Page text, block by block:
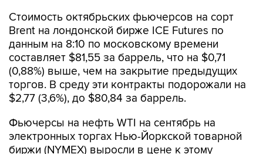
Стоимость октябрьских фьючерсов на сорт
Brent на лондонской бирже ICE Futures по
данным на 8:10 по московскому времени
составляет $81,55 за баррель, что на $0,71
(0,88%) выше, чем на закрытие предыдущих
торгов. В среду эти контракты подорожали на
$2,77 (3,6%), до $80,84 за баррель.
Фьючерсы на нефть WTI на сентябрь на
электронных торгах Нью-Йоркской товарной
биржи (NYMEX) выросли в цене к этому